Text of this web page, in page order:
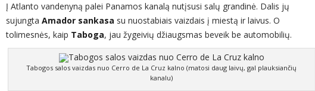
Į Atlanto vandenyną palei Panamos kanalą nutįsusi salų grandinė. Dalis jų
sujungta Amador sankasa su nuostabiais vaizdais į miestą ir laivus. O
tolimesnės, kaip Taboga, jau žygeivių džiaugsmas beveik be automobilių.
Tabogos salos vaizdas nuo Cerro de La Cruz kalno (matosi daug laivų, gal plauksiančių
kanalu)